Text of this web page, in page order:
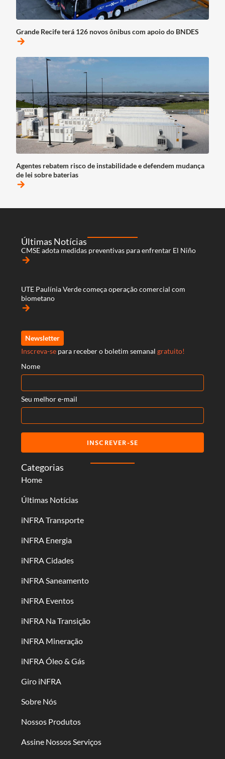
Grande Recife terá 126 novos ônibus com apoio do BNDES
arrow_forward
Agentes rebatem risco de instabilidade e defendem mudança
de lei sobre baterias
arrow_forward
Categorias
Home
Últimas Notícias
iNFRA Transporte
iNFRA Energia
iNFRA Cidades
iNFRA Saneamento
iNFRA Eventos
iNFRA Na Transição
iNFRA Mineração
iNFRA Óleo & Gás
Giro iNFRA
Sobre Nós
Nossos Produtos
Assine Nossos Serviços
Últimas Notícias
CMSE adota medidas preventivas para enfrentar El Niño
arrow_forward
UTE Paulínia Verde começa operação comercial com
biometano
arrow_forward
Newsletter
Inscreva-se para receber o boletim semanal gratuito!
Nome
Seu melhor e-mail
INSCREVER-SE